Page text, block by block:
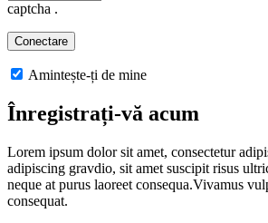
captcha .
Amintește-ți de mine
Înregistrați-vă acum
Lorem ipsum dolor sit amet, consectetur
adipiscing gravdio, sit amet suscipit risus
neque at purus laoreet consequa.Vivamus
consequat.